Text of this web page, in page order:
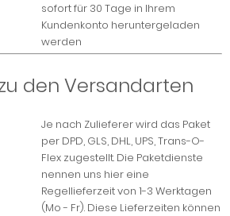
sofort für 30 Tage in Ihrem
Kundenkonto heruntergeladen
werden
den Versandarten
Je nach Zulieferer wird das Paket
per DPD, GLS, DHL, UPS, Trans-O-
Flex zugestellt. Die Paketdienste
nennen uns hier eine
Regellieferzeit von 1-3 Werktagen
(Mo - Fr). Diese Lieferzeiten können